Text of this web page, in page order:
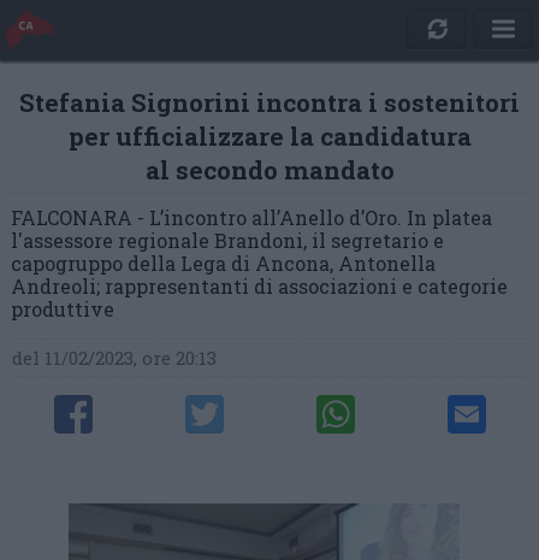
Stefania Signorini incontra i sostenitori
per ufficializzare la candidatura
al secondo mandato
FALCONARA - L’incontro all’Anello d’Oro. In platea
l'assessore regionale Brandoni, il segretario e
capogruppo della Lega di Ancona, Antonella
Andreoli; rappresentanti di associazioni e categorie
produttive
del 11/02/2023, ore 20:13